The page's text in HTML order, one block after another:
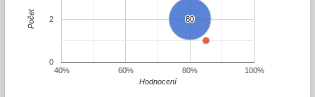
80
80
40% 60% 80% 100%
0
2
Hodnocení
Počet